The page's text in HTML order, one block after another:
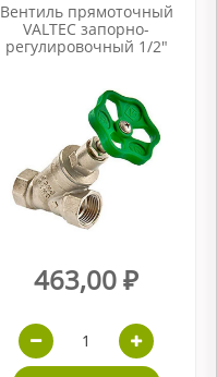
Вентиль прямоточный
VALTEC запорно-
регулировочный 1/2"
463,00 ₽